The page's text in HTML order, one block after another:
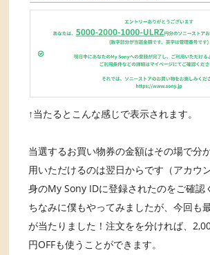
↑当たるとこんな感じで表示されます。
当選するお買い物券の金額はその場で分
用いただけるのは翌日からです（アカウ
身のMy Sony IDに登録されたのをご確認
ちなみに僕もやってみましたが、今回も
が当たりました！注文をを分ければ、
円OFFも使うことができます。